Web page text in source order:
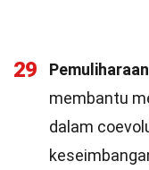
29 Pemuliharaan
membantu
dalam